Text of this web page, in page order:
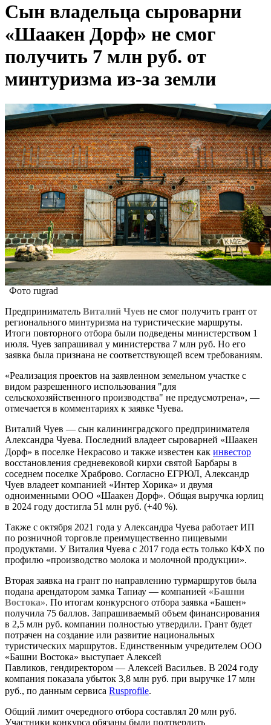
Сын владельца сыроварни
«Шаакен Дорф» не смог
получить 7 млн руб. от
минтуризма из-за земли
Фото rugrad
Предприниматель Виталий Чуев не смог получить грант от
регионального минтуризма на туристические маршруты.
Итоги повторного отбора были подведены министерством 1
июля. Чуев запрашивал у министерства 7 млн руб. Но его
заявка была признана не соответствующей всем требованиям.
«Реализация проектов на заявленном земельном участке с
видом разрешенного использования "для
сельскохозяйственного производства" не предусмотрена», —
отмечается в комментариях к заявке Чуева.
Виталий Чуев — сын калининградского предпринимателя
Александра Чуева. Последний владеет сыроварней «Шаакен
Дорф» в поселке Некрасово и также известен как инвестор
восстановления средневековой кирхи святой Барбары в
соседнем поселке Храброво. Согласно ЕГРЮЛ, Александр
Чуев владеет компанией «Интер Хорика» и двумя
одноименными ООО «Шаакен Дорф». Общая выручка юрлиц
в 2024 году достигла 51 млн руб. (+40 %).
Также с октября 2021 года у Александра Чуева работает ИП
по розничной торговле преимущественно пищевыми
продуктами. У Виталия Чуева с 2017 года есть только КФХ по
профилю «производство молока и молочной продукции».
Вторая заявка на грант по направлению турмаршрутов была
подана арендатором замка Тапиау — компанией «Башни
Востока». По итогам конкурсного отбора заявка «Башен»
получила 75 баллов. Запрашиваемый объем финансирования
в 2,5 млн руб. компании полностью утвердили. Грант будет
потрачен на создание или развитие национальных
туристических маршрутов. Единственным учредителем ООО
«Башни Востока» выступает Алексей
Павликов, гендиректором — Алексей Васильев. В 2024 году
компания показала убыток 3,8 млн руб. при выручке 17 млн
руб., по данным сервиса Rusprofile.
Общий лимит очередного отбора составлял 20 млн руб.
Участники конкурса обязаны были подтвердить